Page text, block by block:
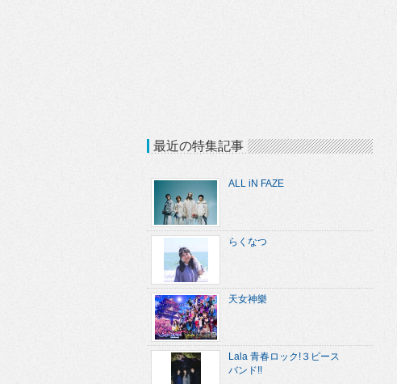
最近の特集記事
ALL iN FAZE
らくなつ
天女神樂
Lala 青春ロック!３ピース
バンド!!